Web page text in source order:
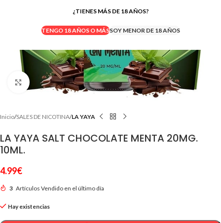
¿TIENES MÁS DE 18 AÑOS?
TENGO 18 AÑOS O MÁSSOY MENOR DE 18 AÑOS
Clic para ampliar
Inicio SALES DE NICOTINA LA YAYA
LA YAYA SALT CHOCOLATE MENTA 20MG.
10ML.
4.99€
3 Artículos Vendido en el último día
Hay existencias